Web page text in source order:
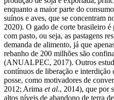
enquanto a maior parte do
suínos e aves, que se concentram
2020). O gado de corte brasileiro
com pasto, ou seja, as pastagens
demanda de alimento, já que
rebanho de 200 milhões são
(ANUALPEC, 2017). Outros
contínuos de liberação e interdição
posse, como motivadores de
2012; Arima et al., 2014), que por
altos níveis de abandono de terra